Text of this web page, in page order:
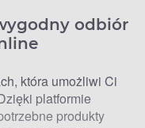
odbiór
która umożliwi Ci
platformie
produkty